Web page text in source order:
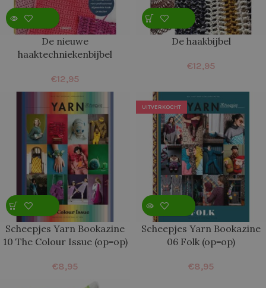
De nieuwe
haaktechniekenbijbel
€12,95
De haakbijbel
€12,95
Scheepjes Yarn Bookazine
10 The Colour Issue (op=op)
€8,95
UITVERKOCHT
Scheepjes Yarn Bookazine
06 Folk (op=op)
€8,95